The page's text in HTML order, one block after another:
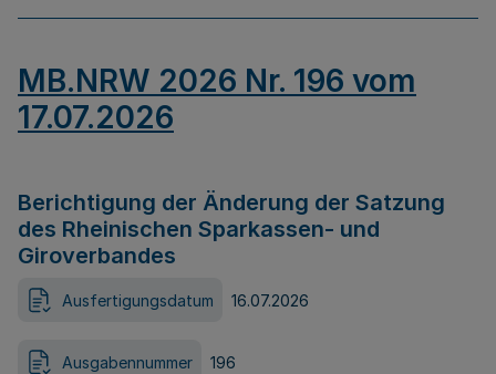
MB.NRW 2026 Nr. 196 vom
17.07.2026
Berichtigung der Änderung der Satzung
des Rheinischen Sparkassen- und
Giroverbandes
Ausfertigungsdatum 16.07.2026
Ausgabennummer 196